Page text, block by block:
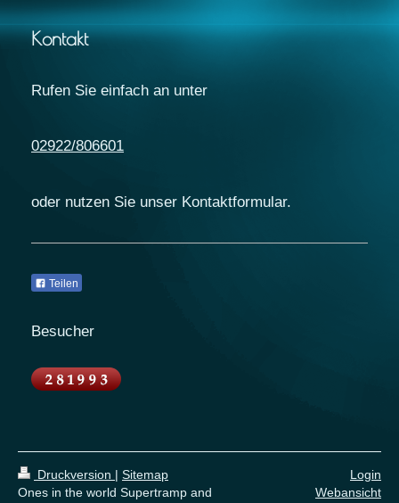
Kontakt
Rufen Sie einfach an unter
02922/806601
oder nutzen Sie unser Kontaktformular.
Teilen
Besucher
Druckversion | Sitemap
Ones in the world Supertramp and
Login
Webansicht